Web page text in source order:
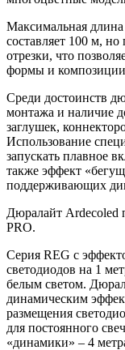
Максимальная
составляет 100 м,
отрезки, что
формы и
Среди достоинств
монтажа и наличие
заглушек,
Использование
запускать плавное
также эффект
поддерживающих
Дюралайт Ardecoled
PRO.
Серия REG c
светодиодов на 1
белым светом.
динамическим
размещения
для постоянного
«динамики» – 4